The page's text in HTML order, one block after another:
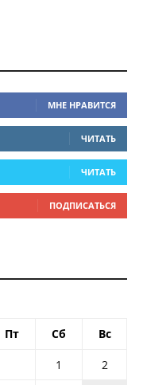
МНЕ НРАВИТСЯ
ЧИТАТЬ
ЧИТАТЬ
ПОДПИСАТЬСЯ
Пт Сб Вс
1 2